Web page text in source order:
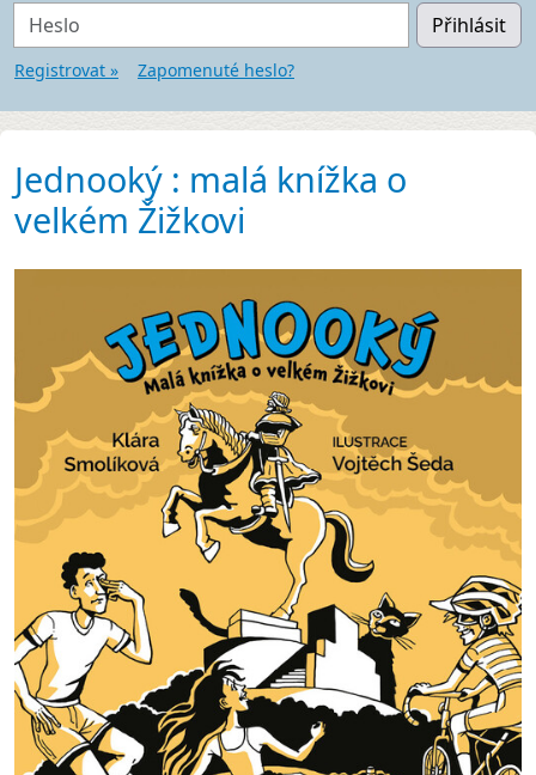
Heslo Přihlásit
Registrovat » Zapomenuté heslo?
Jednooký : malá knížka o
velkém Žižkovi